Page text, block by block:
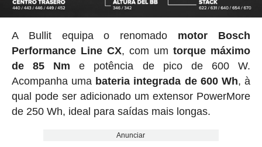
A Bullit equipa o renomado motor Bosch
Performance Line CX, com umtorque máximo
de 85 Nm e potência de pico de 600 W.
Acompanha uma bateria integrada de 600 Wh, à
qual pode ser adicionado um extensor PowerMore
de 250 Wh, ideal para saídas mais longas.
Anunciar